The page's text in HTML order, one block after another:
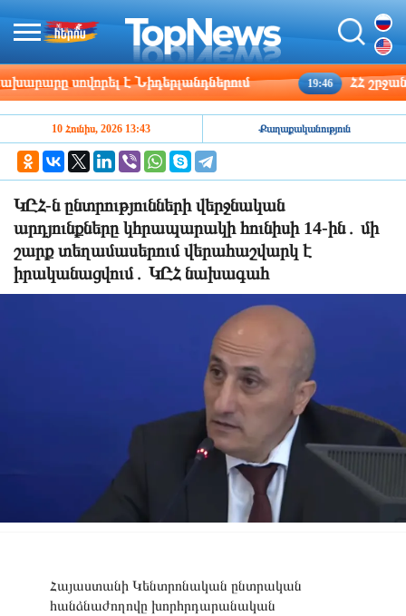
սովորել է Նիդերլանդներում 19:46 ՀՀ
10 Հունիս, 2026 13:43 Քաղաքականություն
ԿԸՀ-ն ընտրությունների վերջնական
արդյունքները կհրապարակի հունիսի 14-ին․ մի
շարք տեղամասերում վերահաշվարկ է
իրականացվում․ ԿԸՀ նախագահ
Հայաստանի Կենտրոնական ընտրական
հանձնաժողովը խորհրդարանական